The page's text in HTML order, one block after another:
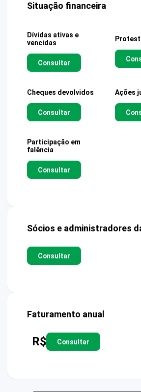
Situação financeira
Dívidas ativas e
vencidas
Consultar
Cheques devolvidos
Consultar
Ações
Participação em
falência
Consultar
Sócios e administradores
Consultar
Faturamento anual
R$ Consultar